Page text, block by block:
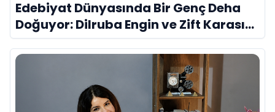
Edebiyat Dünyasında Bir Genç Deha
Doğuyor: Dilruba Engin ve Zift Karası
Evreni ‘AVENOİR’